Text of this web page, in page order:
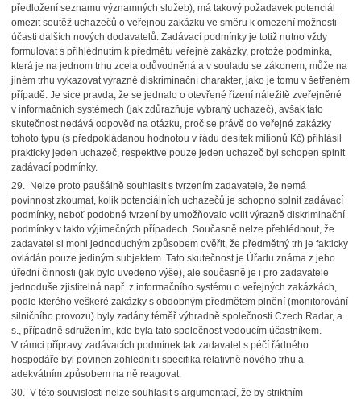
předložení seznamu významných služeb), má takový požadavek potenciál
omezit soutěž uchazečů o veřejnou zakázku ve směru k omezení možnosti
účasti dalších nových dodavatelů. Zadávací podmínky je totiž nutno vždy
formulovat s přihlédnutím k předmětu veřejné zakázky, protože podmínka,
která je na jednom trhu zcela odůvodněná a v souladu se zákonem, může na
jiném trhu vykazovat výrazně diskriminační charakter, jako je tomu v šetřeném
případě. Je sice pravda, že se jednalo o otevřené řízení náležitě zveřejněné
v informačních systémech (jak zdůrazňuje vybraný uchazeč), avšak tato
skutečnost nedává odpověď na otázku, proč se právě do veřejné zakázky
tohoto typu (s předpokládanou hodnotou v řádu desítek milionů Kč) přihlásil
prakticky jeden uchazeč, respektive pouze jeden uchazeč byl schopen splnit
zadávací podmínky.
29. Nelze proto paušálně souhlasit s tvrzením zadavatele, že nemá
povinnost zkoumat, kolik potenciálních uchazečů je schopno splnit zadávací
podmínky, neboť podobné tvrzení by umožňovalo volit výrazně diskriminační
podmínky v takto výjimečných případech. Současně nelze přehlédnout, že
zadavatel si mohl jednoduchým způsobem ověřit, že předmětný trh je fakticky
ovládán pouze jediným subjektem. Tato skutečnost je Úřadu známa z jeho
úřední činnosti (jak bylo uvedeno výše), ale současně je i pro zadavatele
jednoduše zjistitelná např. z informačního systému o veřejných zakázkách,
podle kterého veškeré zakázky s obdobným předmětem plnění (monitorování
silničního provozu) byly zadány téměř výhradně společnosti Czech Radar, a.
s., případně sdružením, kde byla tato společnost vedoucím účastníkem.
V rámci přípravy zadávacích podmínek tak zadavatel s péčí řádného
hospodáře byl povinen zohlednit i specifika relativně nového trhu a
adekvátním způsobem na ně reagovat.
30. V této souvislosti nelze souhlasit s argumentací, že by striktním